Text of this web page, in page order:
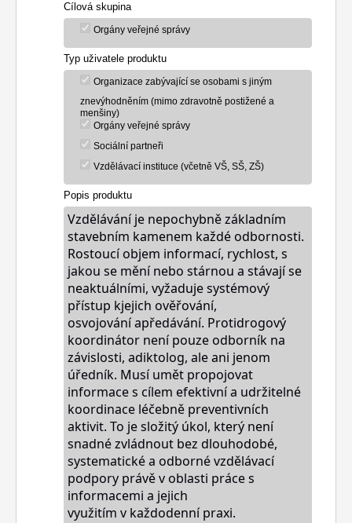
Cílová skupina
Orgány veřejné správy
Typ uživatele produktu
Organizace zabývající se osobami s jiným
znevýhodněním (mimo zdravotně postižené a
menšiny)
Orgány veřejné správy
Sociální partneři
Vzdělávací instituce (včetně VŠ, SŠ, ZŠ)
Popis produktu
Vzdělávání je nepochybně základním
stavebním kamenem každé odbornosti.
Rostoucí objem informací, rychlost, s
jakou se mění nebo stárnou a stávají se
neaktuálními, vyžaduje systémový
přístup kjejich ověřování,
osvojováníapředávání. Protidrogový
koordinátor není pouze odborník na
závislosti, adiktolog, ale ani jenom
úředník. Musí umět propojovat
informace s cílem efektivní a udržitelné
koordinace léčebně preventivních
aktivit. To je složitý úkol, který není
snadné zvládnout bez dlouhodobé,
systematické a odborné vzdělávací
podpory právě v oblasti práce s
informacemi a jejich
využitím v každodenní praxi.